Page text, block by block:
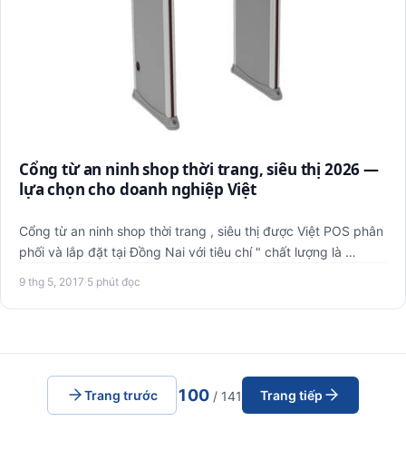
Cổng từ an ninh shop thời trang, siêu thị 2026 —
lựa chọn cho doanh nghiệp Việt
Cổng từ an ninh shop thời trang , siêu thị được Việt POS phân
phối và lắp đặt tại Đồng Nai với tiêu chí " chất lượng là …
9 thg 5, 2017·5 phút đọc
Trang trước 100 / 141 Trang tiếp